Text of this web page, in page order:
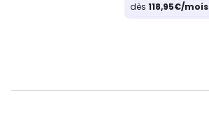
dès 118,95€/mois